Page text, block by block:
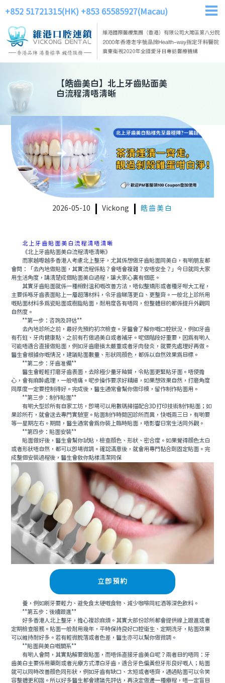
+852 51721315(HK) +853 65585927(Macau)
【皓齒美白】 北上牙齒貼面美
白流程清唔清晰
2026-05-10 Vickong 皓齒美白
北上牙齒貼面美白流程清唔清晰
《北上牙齒貼面美白流程清唔清晰》
而家越嚟越多香港人考慮北上整牙，尤其係想做牙齒貼面同美白，有啲朋友都
會問：「去內地做貼面，其實流程係點？會唔會複雜？安唔安全？」今日就同大家
用生活角度，講清楚成個貼面美白過程，讓大家心裏有個底。
其實牙齒貼面就係一種相對溫和嘅改善方法，唔似整矯形或者種牙咁大工程，
主要係喺牙齒表面貼上一層超薄材料，令牙齒睇落更白、更整齊。一般北上診所用
嘅貼面材料多爲瓷貼面或樹脂貼面，耐用度各有唔同，但整體目的都係提升外觀同
自然度。
**第一步：咨詢及評估**
去內地診所之前，最好先預約初次檢查。牙醫會了解你嘅口腔狀況，例如牙齒
有冇蛀、牙肉健康點、之前有冇做過美白或者補牙。呢個階段好重要，因爲有啲人
可能唔適合直接做貼面，例如牙齒磨損太嚴重或者牙肉發炎，就要先處理好再做。
醫生會根據你嘅情況，建議貼面數量、形狀同顔色，都係以自然效果爲目標。
**第二步：牙齒准備**
醫生會輕輕打磨牙齒表面，去除極少量牙釉質，令貼面更緊貼牙面。唔使擔
心，會有麻醉處理，一般唔痛。呢步操作要求好精細，如果想效果自然，打磨角度
同厚度一定要控制得好。完成後，醫生通常會幫你做印模，留作制作貼面用。
**第三步：制作貼面**
有啲大型診所有自家工坊，即場可以用數碼掃描配合3D打印技術制作貼面；如
果診所冇，就會送去專門實驗室。貼面制作時間因診所而異，快嘅兩三日，有啲要
等一星期左右。期間，醫生通常會爲你裝上臨時貼面，唔影響日常生活同外觀。
**第四步：貼面安裝**
貼面做好後，醫生會幫你試貼，檢查顔色、形狀、密合度。如果覺得顔色太白
或者形狀唔自然，都可以即場微調。確認滿意後，就會用專門黏合劑固定貼面。完
成整個安裝過程後，醫生會教你點樣清潔同保
立即預約
養，例如刷牙要輕力、避免食太硬嘅食物、減少咖啡同紅酒等深色飲料。
**第五步：後續跟進**
好多香港人北上整牙，擔心複診麻煩。其實大部份診所都會提供線上跟進或者
定期檢查服務。貼面一般耐用幾年，平時保持良好口腔衛生、定期洗牙，貼面效果
可以維持耐好多。若有輕微脫落或者色差，醫生亦可以幫你做微調。
**貼面與美白嘅關系**
有啲人會問，其實點解要做貼面，而唔係直接牙齒美白呢？兩者目的唔同：牙
齒美白主要係用藥劑或者光療方式漂白牙齒，適合牙色偏黃但牙形良好嘅人；貼面
就可以同時改善顔色同形狀，例如牙齒有缺口、太短或者唔齊，通過貼面可以令笑
容整體更和諧。所以好多醫生都會建議先評估，再決定做邊一種療程，唔一定盲目